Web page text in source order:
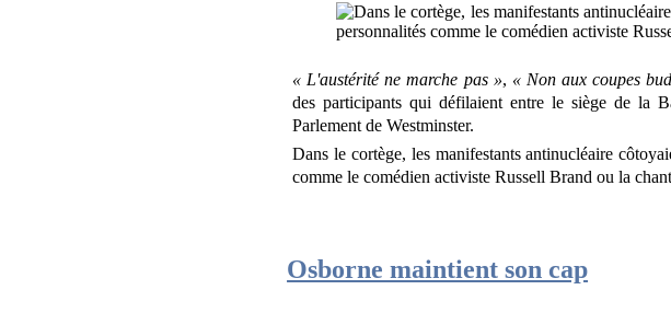
« L'austérité ne marche pas », « Non aux coupes
des participants qui défilaient entre le siège de la
Parlement de Westminster.
Dans le cortège, les manifestants antinucléaire
comme le comédien activiste Russell Brand ou la
Osborne maintient son cap